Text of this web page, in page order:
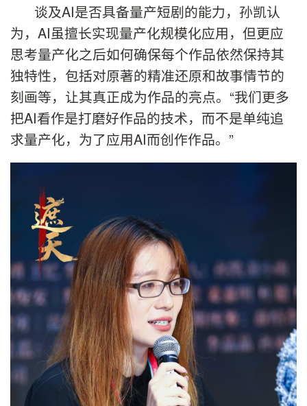
谈及AI是否具备量产短剧的能力，孙凯认
为，AI虽擅长实现量产化规模化应用，但更应
思考量产化之后如何确保每个作品依然保持其
独特性，包括对原著的精准还原和故事情节的
刻画等，让其真正成为作品的亮点。“我们更多
把AI看作是打磨好作品的技术，而不是单纯追
求量产化，为了应用AI而创作作品。”